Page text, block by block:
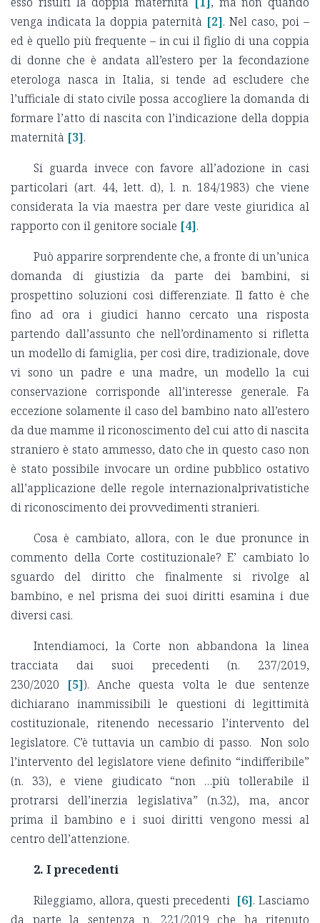
venga indicata la doppia paternità [2]. Nel caso, poi –
ed è quello più frequente – in cui il figlio di una coppia
di donne che è andata all’estero per la fecondazione
eterologa nasca in Italia, si tende ad escludere che
l’ufficiale di stato civile possa accogliere la domanda di
formare l’atto di nascita con l’indicazione della doppia
maternità [3].
Si guarda invece con favore all’adozione in casi
particolari (art. 44, lett. d), l. n. 184/1983) che viene
considerata la via maestra per dare veste giuridica al
rapporto con il genitore sociale [4].
Può apparire sorprendente che, a fronte di un’unica
domanda di giustizia da parte dei bambini, si
prospettino soluzioni così differenziate. Il fatto è che
fino ad ora i giudici hanno cercato una risposta
partendo dall’assunto che nell’ordinamento si rifletta
un modello di famiglia, per così dire, tradizionale, dove
vi sono un padre e una madre, un modello la cui
conservazione corrisponde all’interesse generale. Fa
eccezione solamente il caso del bambino nato all’estero
da due mamme il riconoscimento del cui atto di nascita
straniero è stato ammesso, dato che in questo caso non
è stato possibile invocare un ordine pubblico ostativo
all’applicazione delle regole internazionalprivatistiche
di riconoscimento dei provvedimenti stranieri.
Cosa è cambiato, allora, con le due pronunce in
commento della Corte costituzionale? E’ cambiato lo
sguardo del diritto che finalmente si rivolge al
bambino, e nel prisma dei suoi diritti esamina i due
diversi casi.
Intendiamoci, la Corte non abbandona la linea
tracciata dai suoi precedenti (n. 237/2019,
230/2020
[5]). Anche questa volta le due sentenze
dichiarano inammissibili le questioni di legittimità
costituzionale, ritenendo necessario l’intervento del
legislatore. C’è tuttavia un cambio di passo. Non solo
l’intervento del legislatore viene definito “indifferibile”
(n. 33), e viene giudicato “non …più tollerabile il
protrarsi dell’inerzia legislativa” (n.32), ma, ancor
prima il bambino e i suoi diritti vengono messi al
centro dell’attenzione.
2. I precedenti
Rileggiamo, allora, questi precedenti [6]. Lasciamo
da parte la sentenza n. 221/2019 che ha ritenuto